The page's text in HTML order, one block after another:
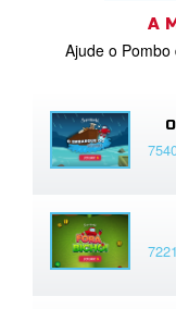
A
Ajude o